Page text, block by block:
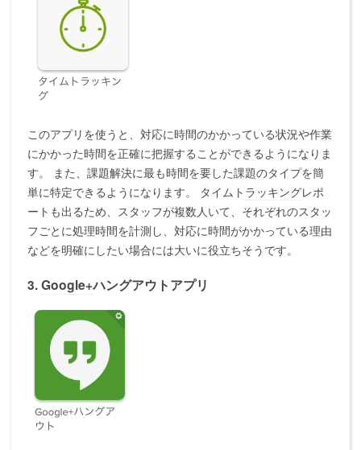
このアプリを使うと、対応に時間のかかっている状況や作業
にかかった時間を正確に把握することができるようになりま
す。 また、課題解決に最も時間を要した課題のタイプを簡
単に特定できるようになります。 タイムト ラッキングレポ
ートも出るため、スタッフが複数人いて、それぞれのスタッ
フごとに処理時間を計測し、対応に時間がかかっている理由
などを明確にしたい場合には大いに役立ちそうです。
3.Google+ハングアウトアプリ